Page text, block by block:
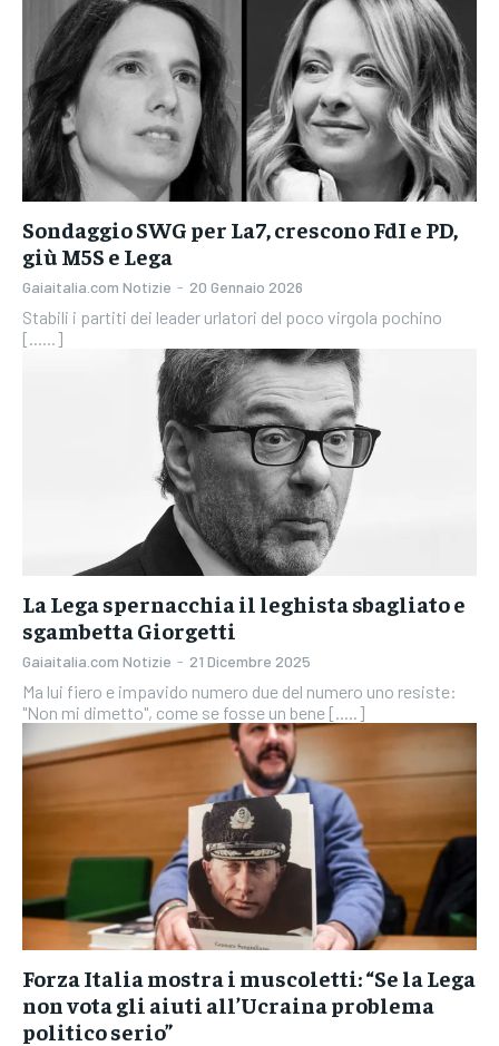
Sondaggio SWG per La7, crescono FdI e PD,
giù M5S e Lega
Gaiaitalia.com Notizie - 20 Gennaio 2026
Stabili i partiti dei leader urlatori del poco virgola pochino
[......]
La Lega spernacchia il leghista sbagliato e
sgambetta Giorgetti
Gaiaitalia.com Notizie - 21 Dicembre 2025
Ma lui fiero e impavido numero due del numero uno resiste:
"Non mi dimetto", come se fosse un bene [.....]
Forza Italia mostra i muscoletti: “Se la Lega
non vota gli aiuti all’Ucraina problema
politico serio”